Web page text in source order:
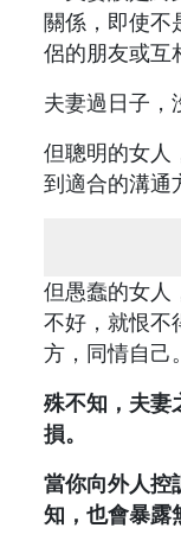
關係，即使不
侶的朋友或互
夫妻過日子，
但聰明的女人
到適合的溝通
但愚蠢的女人
不好，就恨不
方，同情自己。
殊不知，夫妻
損。
當你向外人控
知，也會暴露